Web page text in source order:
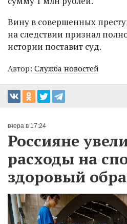
Вину в совершенных
на следствии признал
истории поставит суд.
Автор: Служба новостей
вчера в 17:24
Россияне
расходы на
здоровый